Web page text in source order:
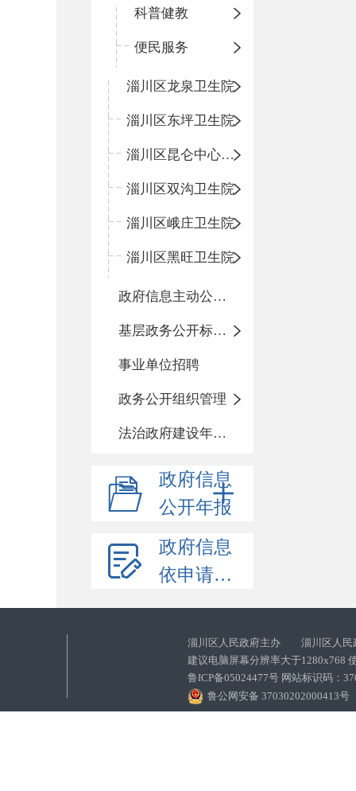
科普健教
便民服务
淄川区龙泉卫生院
淄川区东坪卫生院
淄川区昆仑中心卫生院
淄川区双沟卫生院
淄川区峨庄卫生院
淄川区黑旺卫生院
政府信息主动公开基本目录
基层政务公开标准化目录
事业单位招聘
政务公开组织管理
法治政府建设年度报告
政府信息
公开年报
政府信息
依申请公开
淄川区人民政府主办 淄川区人民
建议电脑屏幕分辨率大于1280x768
鲁ICP备05024477号 网站标识码：
鲁公网安备 37030202000413号